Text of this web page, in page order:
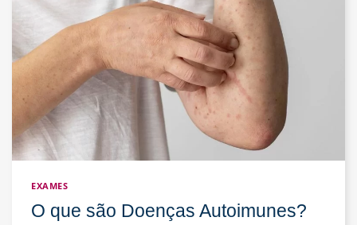
EXAMES
O que são Doenças Autoimunes?